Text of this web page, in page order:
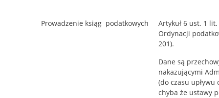
Prowadzenie ksiąg podatkowych
Artykuł 6 ust. 1
Ordynacji
201).
Dane są
nakazującymi
(do czasu
chyba że ustawy